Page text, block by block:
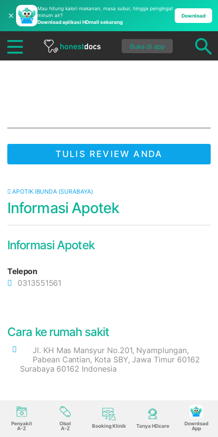
✕
Mau hitung kalori makanan, masa subur, hingga pengingat
minum air?
Download aplikasi HDmall sekarang
Download
Buka di app
TULIS REVIEW ANDA
APOTIK IBUNDA (SURABAYA)
Informasi Apotek
Informasi Apotek
Telepon
0313551561
Cara ke rumah sakit
Jl. KH Mas Mansyur No.201, Nyamplungan,
Pabean Cantian, Kota SBY, Jawa Timur 60162
Surabaya 60162 Indonesia
Penyakit
A-Z
Obat
A-Z
Booking Klinik Tanya HDcare
Download
App